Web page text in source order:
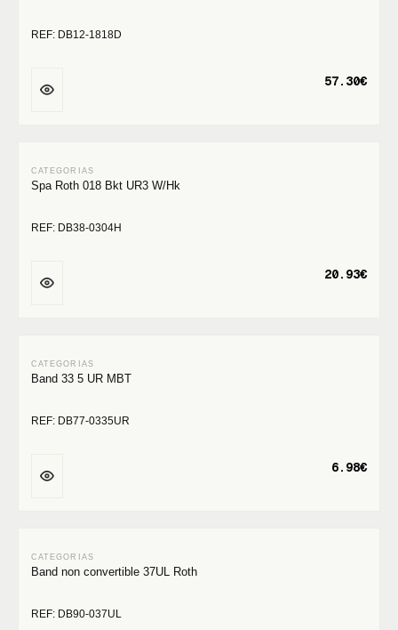
REF: DB12-1818D
57.30€
Spa Roth 018 Bkt UR3 W/Hk
REF: DB38-0304H
20.93€
Band 33 5 UR MBT
REF: DB77-0335UR
6.98€
Band non convertible 37UL Roth
REF: DB90-037UL